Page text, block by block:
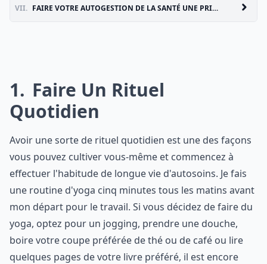
VII. FAIRE VOTRE AUTOGESTION DE LA SANTÉ UNE PRIORITÉ
1
Faire Un Rituel
Quotidien
Avoir une sorte de rituel quotidien est une des façons
vous pouvez cultiver vous-même et commencez à
effectuer l'habitude de longue vie d'autosoins. Je fais
une routine d'yoga cinq minutes tous les matins avant
mon départ pour le travail. Si vous décidez de faire du
yoga, optez pour un jogging, prendre une douche,
boire votre coupe préférée de thé ou de café ou lire
quelques pages de votre livre préféré, il est encore